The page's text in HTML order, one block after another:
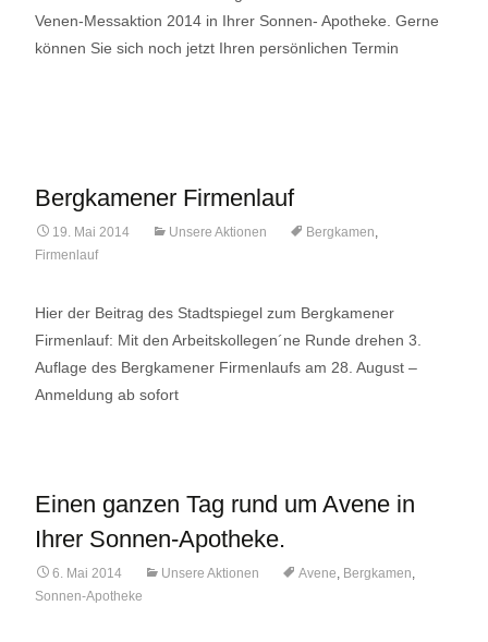
Venen-Messaktion 2014 in Ihrer Sonnen- Apotheke. Gerne
können Sie sich noch jetzt Ihren persönlichen Termin
Bergkamener Firmenlauf
19. Mai 2014 Unsere Aktionen Bergkamen,
Firmenlauf
Hier der Beitrag des Stadtspiegel zum Bergkamener
Firmenlauf: Mit den Arbeitskollegen´ne Runde drehen 3.
Auflage des Bergkamener Firmenlaufs am 28. August –
Anmeldung ab sofort
Einen ganzen Tag rund um Avene in
Ihrer Sonnen-Apotheke.
6. Mai 2014 Unsere Aktionen Avene, Bergkamen,
Sonnen-Apotheke